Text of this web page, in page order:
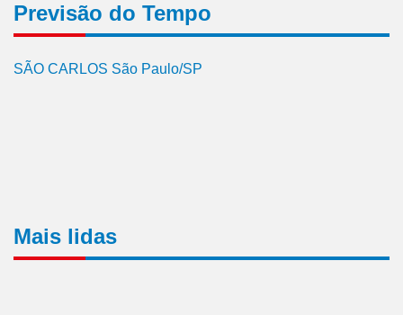
Previsão do Tempo
SÃO CARLOS São Paulo/SP
Mais lidas